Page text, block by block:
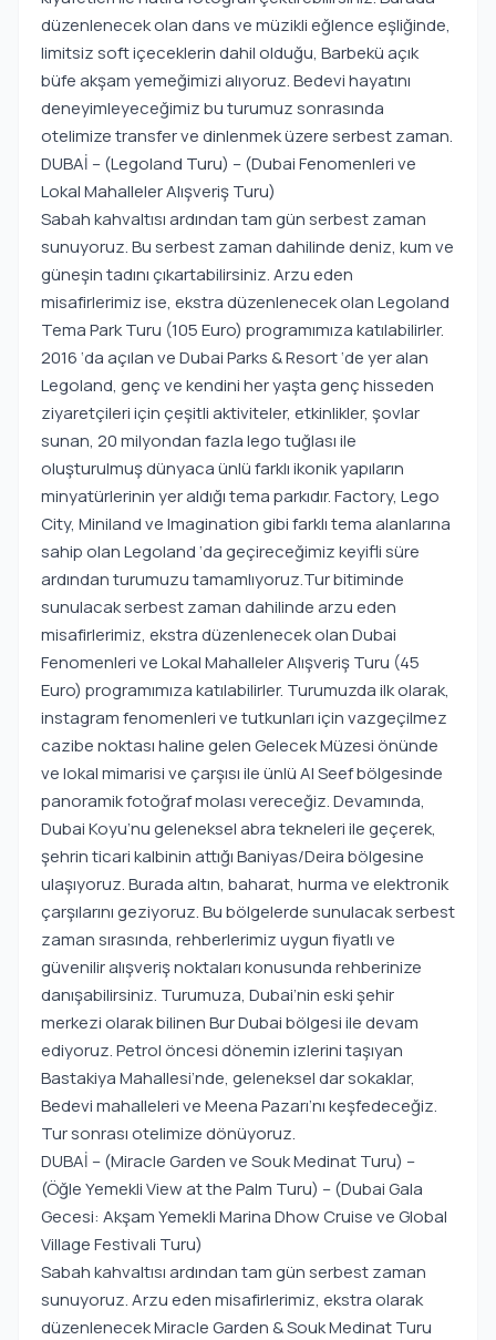
düzenlenecek olan dans ve müzikli eğlence eşliğinde,
limitsiz soft içeceklerin dahil olduğu, Barbekü açık
büfe akşam yemeğimizi alıyoruz. Bedevi hayatını
deneyimleyeceğimiz bu turumuz sonrasında
otelimize transfer ve dinlenmek üzere serbest zaman.
DUBAİ – (Legoland Turu) – (Dubai Fenomenleri ve
Lokal Mahalleler Alışveriş Turu)
Sabah kahvaltısı ardından tam gün serbest zaman
sunuyoruz. Bu serbest zaman dahilinde deniz, kum ve
güneşin tadını çıkartabilirsiniz. Arzu eden
misafirlerimiz ise, ekstra düzenlenecek olan Legoland
Tema Park Turu (105 Euro) programımıza katılabilirler.
2016 ‘da açılan ve Dubai Parks & Resort ‘de yer alan
Legoland, genç ve kendini her yaşta genç hisseden
ziyaretçileri için çeşitli aktiviteler, etkinlikler, şovlar
sunan, 20 milyondan fazla lego tuğlası ile
oluşturulmuş dünyaca ünlü farklı ikonik yapıların
minyatürlerinin yer aldığı tema parkıdır. Factory, Lego
City, Miniland ve Imagination gibi farklı tema alanlarına
sahip olan Legoland ‘da geçireceğimiz keyifli süre
ardından turumuzu tamamlıyoruz.Tur bitiminde
sunulacak serbest zaman dahilinde arzu eden
misafirlerimiz, ekstra düzenlenecek olan Dubai
Fenomenleri ve Lokal Mahalleler Alışveriş Turu (45
Euro) programımıza katılabilirler. Turumuzda ilk olarak,
instagram fenomenleri ve tutkunları için vazgeçilmez
cazibe noktası haline gelen Gelecek Müzesi önünde
ve lokal mimarisi ve çarşısı ile ünlü Al Seef bölgesinde
panoramik fotoğraf molası vereceğiz. Devamında,
Dubai Koyu’nu geleneksel abra tekneleri ile geçerek,
şehrin ticari kalbinin attığı Baniyas/Deira bölgesine
ulaşıyoruz. Burada altın, baharat, hurma ve elektronik
çarşılarını geziyoruz. Bu bölgelerde sunulacak serbest
zaman sırasında, rehberlerimiz uygun fiyatlı ve
güvenilir alışveriş noktaları konusunda rehberinize
danışabilirsiniz. Turumuza, Dubai’nin eski şehir
merkezi olarak bilinen Bur Dubai bölgesi ile devam
ediyoruz. Petrol öncesi dönemin izlerini taşıyan
Bastakiya Mahallesi’nde, geleneksel dar sokaklar,
Bedevi mahalleleri ve Meena Pazarı’nı keşfedeceğiz.
Tur sonrası otelimize dönüyoruz.
DUBAİ – (Miracle Garden ve Souk Medinat Turu) –
(Öğle Yemekli View at the Palm Turu) – (Dubai Gala
Gecesi: Akşam Yemekli Marina Dhow Cruise ve Global
Village Festivali Turu)
Sabah kahvaltısı ardından tam gün serbest zaman
sunuyoruz. Arzu eden misafirlerimiz, ekstra olarak
düzenlenecek Miracle Garden & Souk Medinat Turu